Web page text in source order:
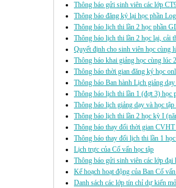
Thông báo gửi sinh viên các lớp
Thông báo đăng ký lại học phần
Thông báo lịch thi lần 2 học phần
Thông báo lịch thi lần 2 học lại, cải
Quyết định cho sinh viên học cùng
Thông báo khai giảng học cùng lúc
Thông báo thời gian đăng ký học
Thông báo Ban hành Lịch giảng
Thông báo lịch thi lần 1 (đợt 3) học
Thông báo lịch giảng dạy và học
Thông báo lịch thi lần 2 học kỳ I
Thông báo thay đổi thời gian
Thông báo thay đổi lịch thi lần 1
Lịch trực của Cố vấn học tập
Thông báo gửi sinh viên các lớp đại
Kế hoạch hoạt động của Ban Cố
Danh sách các lớp tín chỉ dự kiến